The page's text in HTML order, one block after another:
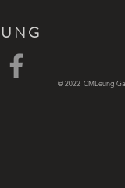
© 2022 CMLeung